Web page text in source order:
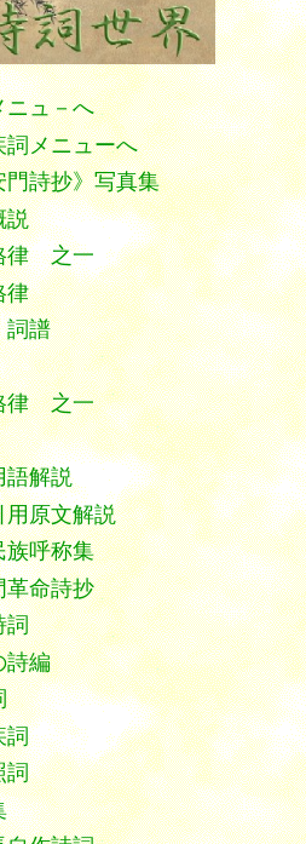
ニュ－へ
詞メニューへ
門詩抄》写真集
説
律 之一
律
詞譜
律 之一
語解説
用原文解説
族呼称集
革命詩抄
詞
詩編
詞
詞